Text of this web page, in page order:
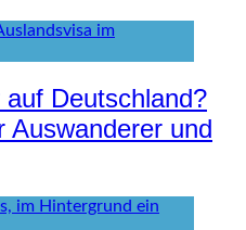
Deutschland?
Auswanderer und